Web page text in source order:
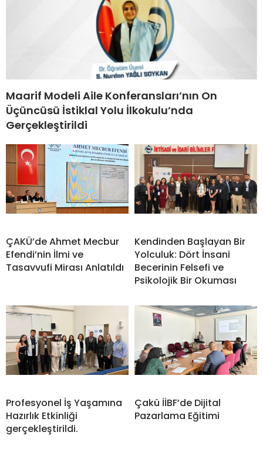
Maarif Modeli Aile Konferansları’nın On
Üçüncüsü İstiklal Yolu İlkokulu’nda
Gerçekleştirildi
ÇAKÜ’de Ahmet Mecbur
Efendi’nin İlmi ve
Tasavvufi Mirası Anlatıldı
Kendinden Başlayan Bir
Yolculuk: Dört İnsani
Becerinin Felsefi ve
Psikolojik Bir Okuması
Profesyonel İş Yaşamına
Hazırlık Etkinliği
gerçekleştirildi.
Çakü İİBF’de Dijital
Pazarlama Eğitimi